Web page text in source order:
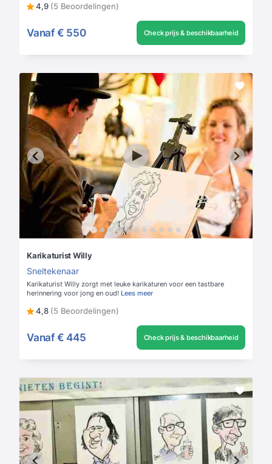
4,9 (5 Beoordelingen)
Vanaf € 550 Check prijs & beschikbaarheid
Karikaturist Willy
Sneltekenaar
Karikaturist Willy zorgt met leuke karikaturen voor een tastbare
herinnering voor jong en oud! Lees meer
4,8 (5 Beoordelingen)
Vanaf € 445 Check prijs & beschikbaarheid